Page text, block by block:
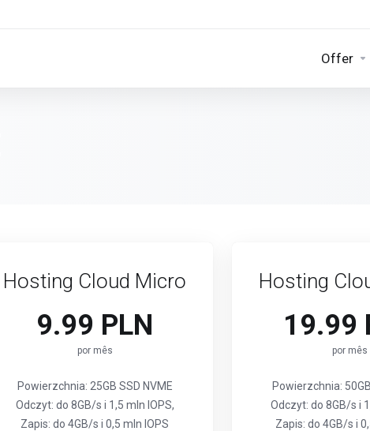
Offer
Hosting Cloud Micro
9.99 PLN
por mês
Powierzchnia: 25GB SSD NVME
Odczyt: do 8GB/s i 1,5 mln IOPS,
Zapis: do 4GB/s i 0,5 mln IOPS
Hosting
19.99
por mês
Powierzchnia:
Odczyt: do 8GB/s i
Zapis: do 4GB/s i